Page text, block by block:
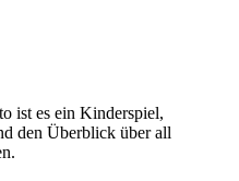
ist es ein Kinderspiel,
den Überblick über all